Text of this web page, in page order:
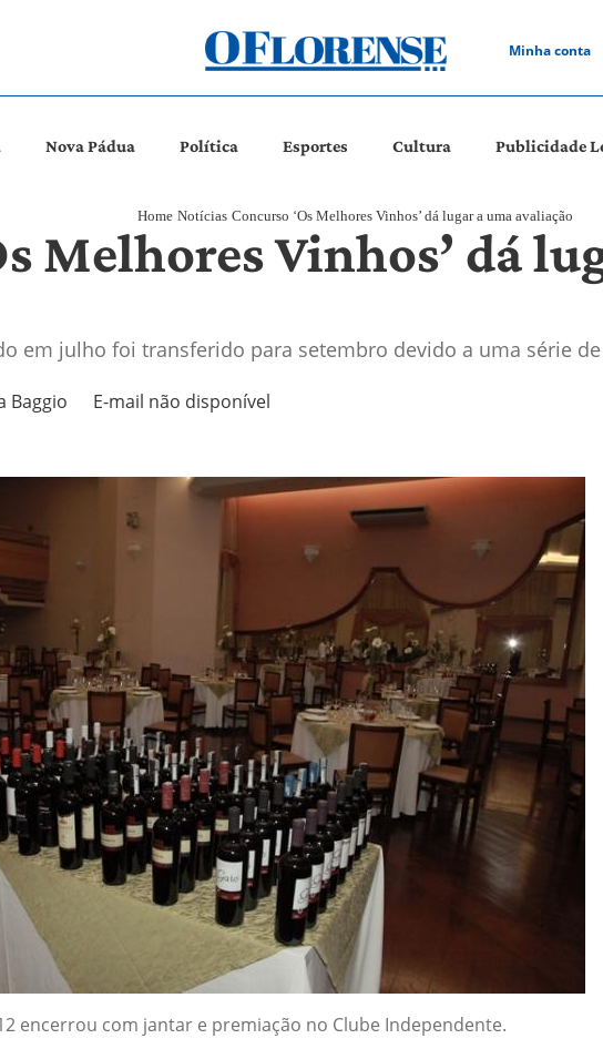
Minha conta
Nova Pádua Política Esportes Cultura Publicidade
Home Notícias Concurso ‘Os Melhores Vinhos’ dá lugar a uma avaliação
Melhores Vinhos’ dá
em julho foi transferido para setembro devido a uma série
Baggio E-mail não disponível
encerrou com jantar e premiação no Clube Independente.